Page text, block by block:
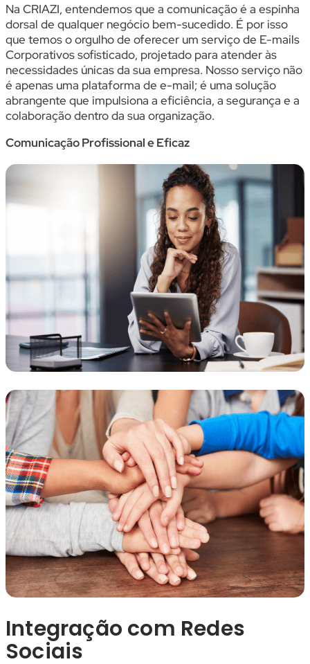
Na CRIAZI, entendemos que a comunicação é a espinha
dorsal de qualquer negócio bem-sucedido. É por isso
que temos o orgulho de oferecer um serviço de E-mails
Corporativos sofisticado, projetado para atender às
necessidades únicas da sua empresa. Nosso serviço não
é apenas uma plataforma de e-mail; é uma solução
abrangente que impulsiona a eficiência, a segurança e a
colaboração dentro da sua organização.
Comunicação Profissional e Eficaz
Integração com Redes
Sociais